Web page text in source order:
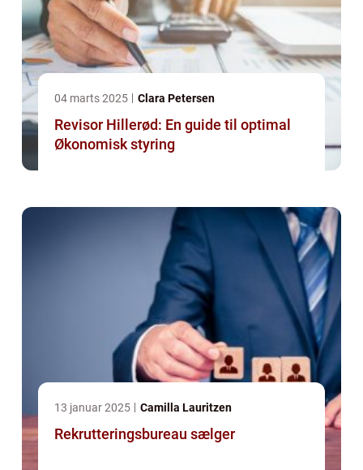
04 marts 2025 Clara Petersen
Revisor Hillerød: En guide til optimal
Økonomisk styring
13 januar 2025 Camilla Lauritzen
Rekrutteringsbureau sælger